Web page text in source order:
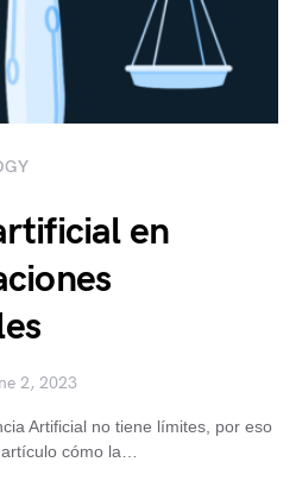
en
2, 2023
Artificial no tiene límites, por eso
cómo la…